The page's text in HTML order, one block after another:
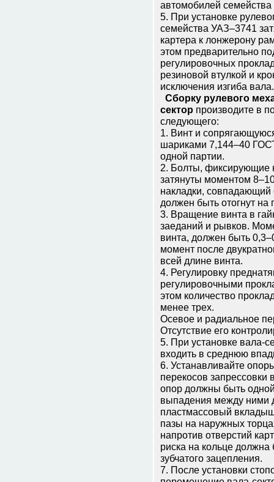
автомобилей
5. При установке
семейства УАЗ–3741
картера к лонжерону
этом предварительно
регулировочных
резиновой втулкой и
исключения изгиба вала.
Сборку рулевого
сектор производите в
следующего:
1. Винт и
шариками 7,144–40
одной партии.
2. Болты, фиксирующие
затянуты моментом
накладки, совпадающий
должен быть отогнут на
3. Вращение винта в
заеданий и рывков.
винта, должен быть
момент после
всей длине винта.
4. Регулировку
регулировочными
этом количество
менее трех.
Осевое и радиальное
Отсутствие его
5. При установке вала-
входить в среднюю
6. Устанавливайте
перекосов запрессовки
опор должны быть
выпадения между ними
пластмассовый
пазы на наружных
напротив отверстий
риска на кольце
зубчатого зацепления.
7. После установки